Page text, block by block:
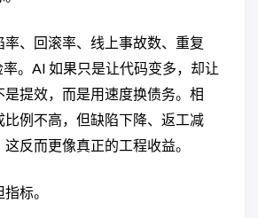
率、回滚率、线上事故数、重复
。AI 如果只是让代码变多，却让
提效，而是用速度换债务。相
比例不高，但缺陷下降、返工减
反而更像真正的工程收益。
标。